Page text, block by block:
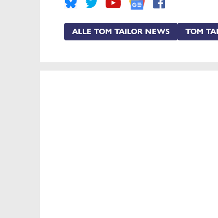
ALLE TOM TAILOR NEWS TOM